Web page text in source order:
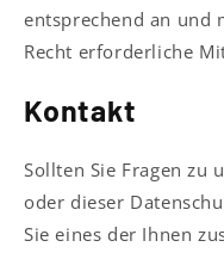
entsprechend an und
Recht erforderliche
Kontakt
Sollten Sie Fragen zu
oder dieser
Sie eines der Ihnen